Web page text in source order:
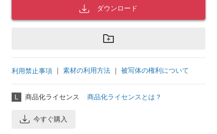
ダウンロード
利用禁止事項 ｜ 素材の利用方法 ｜ 被写体の権利について
L 商品化ライセンス 商品化ライセンスとは？
今すぐ購入